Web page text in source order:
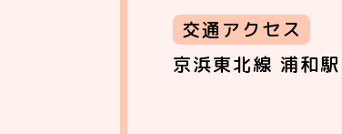
交通アクセス
京浜東北線 浦和